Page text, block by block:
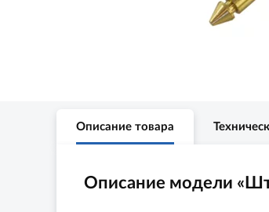
Описание товара
Описание модели